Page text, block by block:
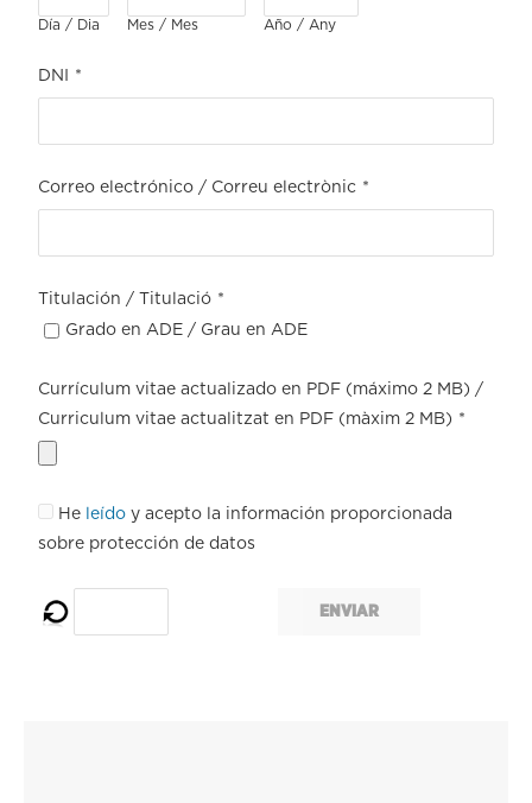
Día / Dia Mes / Mes Año / Any
DNI *
Correo electrónico / Correu electrònic *
Titulación / Titulació *
Grado en ADE / Grau en ADE
Currículum vitae actualizado en PDF (máximo 2 MB) /
Curriculum vitae actualitzat en PDF (màxim 2 MB) *
He leído y acepto la información proporcionada
sobre protección de datos
ENVIAR